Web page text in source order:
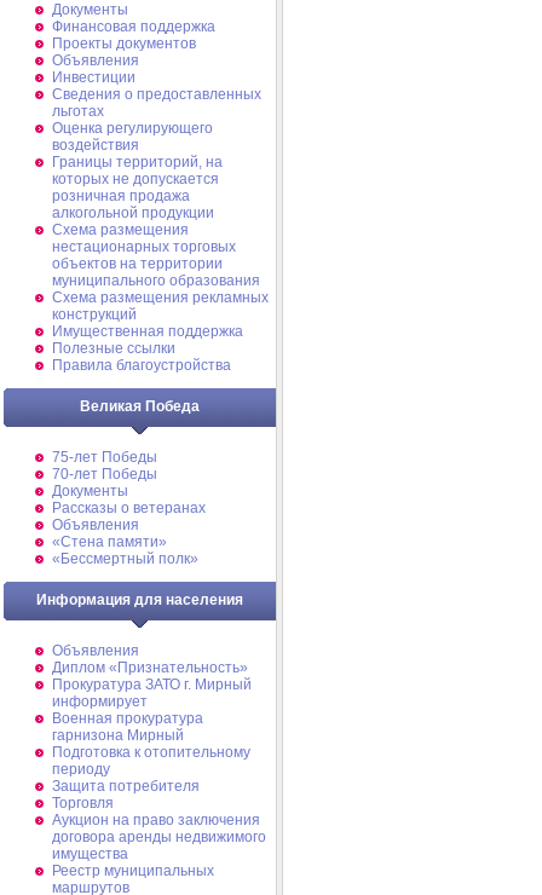
Документы
Финансовая поддержка
Проекты документов
Объявления
Инвестиции
Сведения о предоставленных
льготах
Оценка регулирующего
воздействия
Границы территорий, на
которых не допускается
розничная продажа
алкогольной продукции
Схема размещения
нестационарных торговых
объектов на территории
муниципального образования
Схема размещения рекламных
конструкций
Имущественная поддержка
Полезные ссылки
Правила благоустройства
Великая Победа
75-лет Победы
70-лет Победы
Документы
Рассказы о ветеранах
Объявления
«Стена памяти»
«Бессмертный полк»
Информация для населения
Объявления
Диплом «Признательность»
Прокуратура ЗАТО г. Мирный
информирует
Военная прокуратура
гарнизона Мирный
Подготовка к отопительному
периоду
Защита потребителя
Торговля
Аукцион на право заключения
договора аренды недвижимого
имущества
Реестр муниципальных
маршрутов